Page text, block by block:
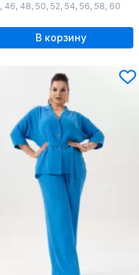
, 46, 48, 50, 52, 54, 56, 58, 60
В корзину